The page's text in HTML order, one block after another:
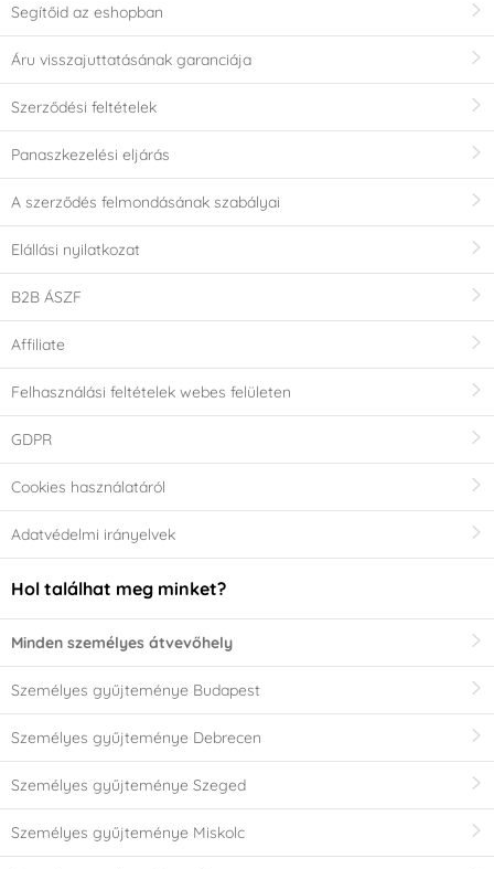
Segítőid az eshopban
Áru visszajuttatásának garanciája
Szerződési feltételek
Panaszkezelési eljárás
A szerződés felmondásának szabályai
Elállási nyilatkozat
B2B ÁSZF
Affiliate
Felhasználási feltételek webes felületen
GDPR
Cookies használatáról
Adatvédelmi irányelvek
Hol találhat meg minket?
Minden személyes átvevőhely
Személyes gyűjteménye Budapest
Személyes gyűjteménye Debrecen
Személyes gyűjteménye Szeged
Személyes gyűjteménye Miskolc